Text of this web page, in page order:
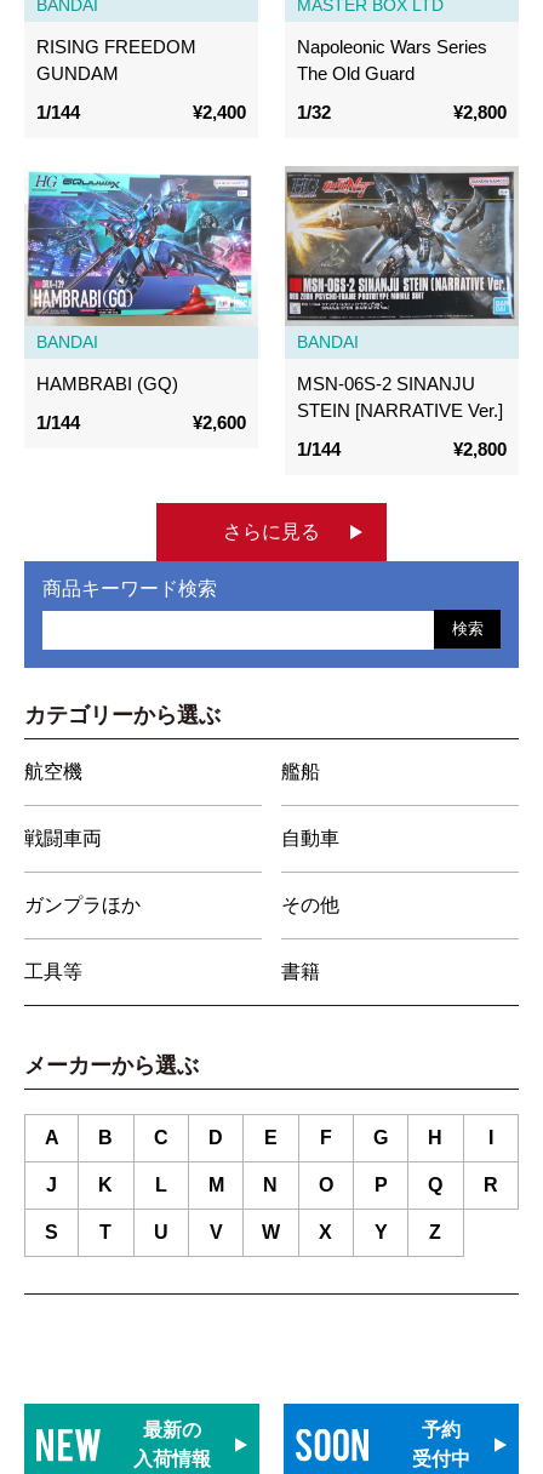
BANDAI
RISING FREEDOM
GUNDAM
1/144
¥2,400
MASTER BOX LTD
Napoleonic Wars Series
The Old Guard
1/32
¥2,800
BANDAI
HAMBRABI (GQ)
1/144
¥2,600
BANDAI
MSN-06S-2 SINANJU
STEIN [NARRATIVE Ver.]
1/144
¥2,800
さらに見る
商品キーワード検索
検索
カテゴリーから選ぶ
航空機 艦船
戦闘車両 自動車
ガンプラほか その他
工具等 書籍
メーカーから選ぶ
A B C D E F G H
J K L M N O P Q R
S T U V W X Y Z
最新の
入荷情報
予約
受付中